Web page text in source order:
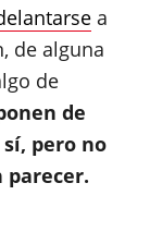
a
de alguna
de
de
pero no
parecer.